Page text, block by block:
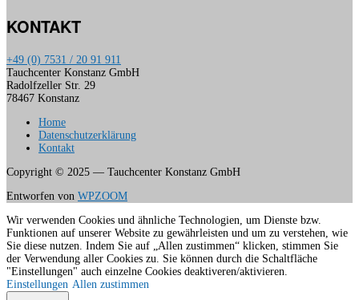
KONTAKT
+49 (0) 7531 / 20 91 911
Tauchcenter Konstanz GmbH
Radolfzeller Str. 29
78467 Konstanz
Home
Datenschutzerklärung
Kontakt
Copyright © 2025 — Tauchcenter Konstanz GmbH
Entworfen von WPZOOM
Wir verwenden Cookies und ähnliche Technologien, um Dienste bzw.
Funktionen auf unserer Website zu gewährleisten und um zu verstehen, wie
Sie diese nutzen. Indem Sie auf „Allen zustimmen“ klicken, stimmen Sie
der Verwendung aller Cookies zu. Sie können durch die Schaltfläche
"Einstellungen" auch einzelne Cookies deaktiveren/aktivieren.
Einstellungen Allen zustimmen